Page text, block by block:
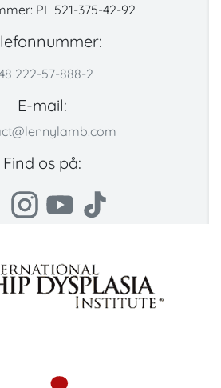
PL 521-375-42-92
222-57-888-2
E-mail:
Find os på: